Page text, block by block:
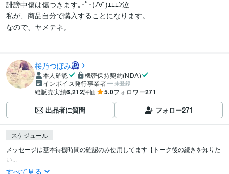
誹謗中傷は傷つきます｡･ﾟ･(ﾉ∀`)ｴｴｴﾝ泣
私が、商品自分で購入することになります。
なので、ヤメテネ。
桜乃つぼみ
本人確認
機密保持契約(NDA)
インボイス発行事業者
未登録
総販売実績6,212評価 5.0フォロワー271
出品者に質問 フォロー271
スケジュール
メッセージは基本待機時間の確認のみ使用してます【トーク後の続きを知りた
い...
すべて見る